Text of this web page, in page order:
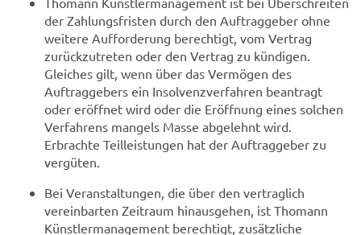
der Zahlungsfristen durch den Auftraggeber ohne
weitere Aufforderung berechtigt, vom Vertrag
zurückzutreten oder den Vertrag zu kündigen.
Gleiches gilt, wenn über das Vermögen des
Auftraggebers ein Insolvenzverfahren beantragt
oder eröffnet wird oder die Eröffnung eines solchen
Verfahrens mangels Masse abgelehnt wird.
Erbrachte Teilleistungen hat der Auftraggeber zu
vergüten.
Bei Veranstaltungen, die über den vertraglich
vereinbarten Zeitraum hinausgehen, ist Thomann
Künstlermanagement berechtigt, zusätzliche